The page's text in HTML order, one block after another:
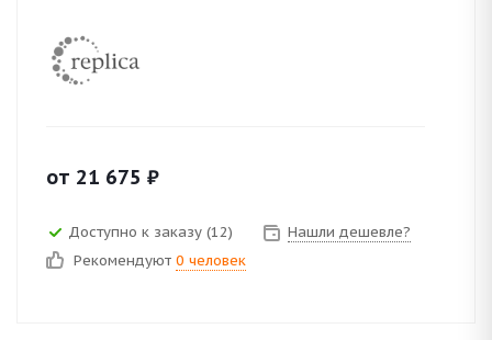
от 21 675 ₽
Доступно к заказу (12)
Нашли дешевле?
Рекомендуют 0 человек